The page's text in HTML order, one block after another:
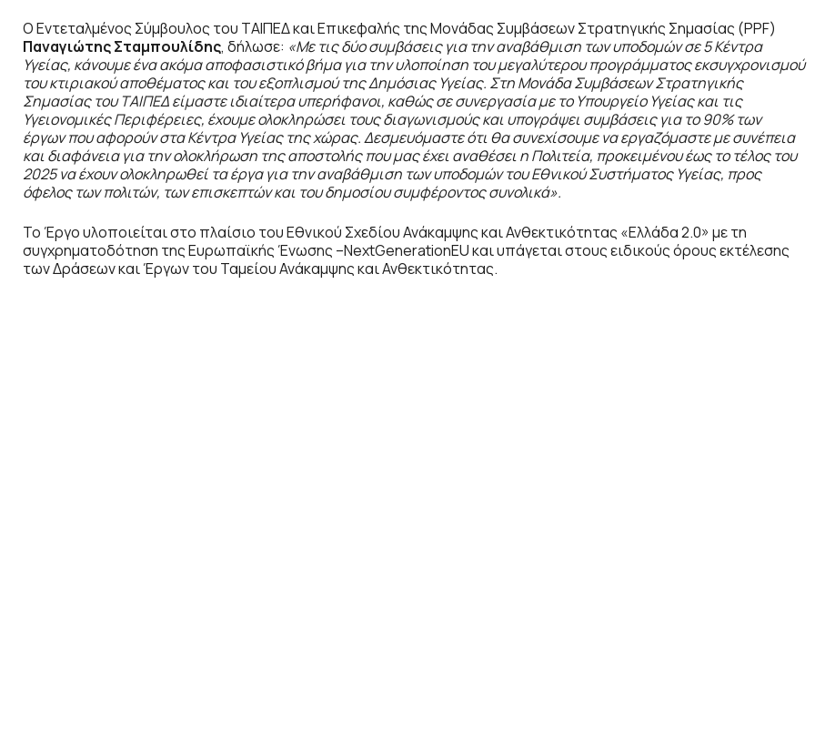
Ο Εντεταλμένος Σύμβουλος του ΤΑΙΠΕΔ και Επικεφαλής της Μονάδας Συμβάσεων Στρατηγικής Σημασίας (PPF)
Παναγιώτης Σταμπουλίδης, δήλωσε: «Με τις δύο συμβάσεις για την αναβάθμιση των υποδομών σε 5 Κέντρα
Υγείας, κάνουμε ένα ακόμα αποφασιστικό βήμα για την υλοποίηση του μεγαλύτερου προγράμματος εκσυγχρονισμού
του κτιριακού αποθέματος και του εξοπλισμού της Δημόσιας Υγείας. Στη Μονάδα Συμβάσεων Στρατηγικής
Σημασίας του ΤΑΙΠΕΔ είμαστε ιδιαίτερα υπερήφανοι, καθώς σε συνεργασία με το Υπουργείο Υγείας και τις
Υγειονομικές Περιφέρειες, έχουμε ολοκληρώσει τους διαγωνισμούς και υπογράψει συμβάσεις για το 90% των
έργων που αφορούν στα Κέντρα Υγείας της χώρας. Δεσμευόμαστε ότι θα συνεχίσουμε να εργαζόμαστε με συνέπεια
και διαφάνεια για την ολοκλήρωση της αποστολής που μας έχει αναθέσει η Πολιτεία, προκειμένου έως το τέλος του
2025 να έχουν ολοκληρωθεί τα έργα για την αναβάθμιση των υποδομών του Εθνικού Συστήματος Υγείας, προς
όφελος των πολιτών, των επισκεπτών και του δημοσίου συμφέροντος συνολικά».
Το Έργο υλοποιείται στο πλαίσιο του Εθνικού Σχεδίου Ανάκαμψης και Ανθεκτικότητας «Ελλάδα 2.0» με τη
συγχρηματοδότηση της Ευρωπαϊκής Ένωσης –NextGenerationEU και υπάγεται στους ειδικούς όρους εκτέλεσης
των Δράσεων και Έργων του Ταμείου Ανάκαμψης και Ανθεκτικότητας.